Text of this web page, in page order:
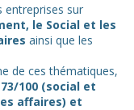
entreprises sur
le Social et les
ainsi que les
de ces thématiques,
100 (social et
affaires) et